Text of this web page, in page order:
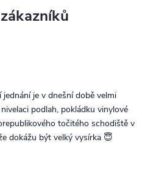
je v dnešní době velmi
podlah, pokládku vinylové
točitého schodiště v
dokážu být velký vysírka 😇